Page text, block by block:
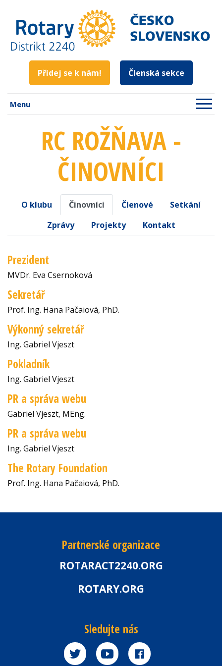
Přidej se k nám! Členská sekce
Menu
RC ROŽŇAVA -
ČINOVNÍCI
O klubu Činovníci Členové
Setkání
Zprávy
Projekty Kontakt
Prezident
MVDr. Eva Csernoková
Sekretář
Prof. Ing. Hana Pačaiová, PhD.
Výkonný sekretář
Ing. Gabriel Vjeszt
Pokladník
Ing. Gabriel Vjeszt
PR a správa webu
Gabriel Vjeszt, MEng.
PR a správa webu
Ing. Gabriel Vjeszt
The Rotary Foundation
Prof. Ing. Hana Pačaiová, PhD.
Partnerské organizace
ROTARACT2240.ORG
ROTARY.ORG
Sledujte nás